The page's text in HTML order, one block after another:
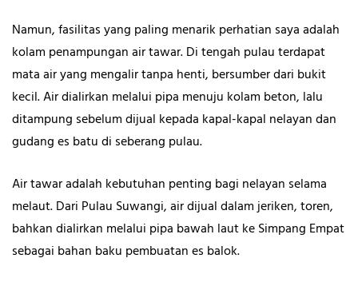
Namun, fasilitas yang paling menarik perhatian saya adalah
kolam penampungan air tawar. Di tengah pulau terdapat
mata air yang mengalir tanpa henti, bersumber dari bukit
kecil. Air dialirkan melalui pipa menuju kolam beton, lalu
ditampung sebelum dijual kepada kapal-kapal nelayan dan
gudang es batu di seberang pulau.
Air tawar adalah kebutuhan penting bagi nelayan selama
melaut. Dari Pulau Suwangi, air dijual dalam jeriken, toren,
bahkan dialirkan melalui pipa bawah laut ke Simpang Empat
sebagai bahan baku pembuatan es balok.